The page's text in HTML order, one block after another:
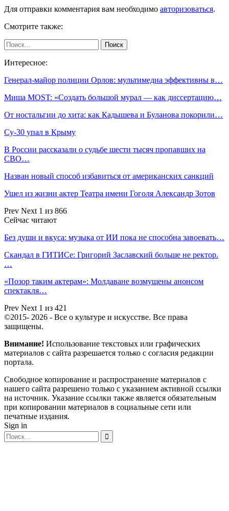
Для отправки комментария вам необходимо авторизоваться.
Смотрите также:
Интересное:
Генерал-майор полиции Орлов: мультимедиа эффективны в…
Миша MOST: «Создать большой мурал — как диссертацию…
От ностальгии до хита: как Кадышева и Буланова покорили…
Су-30 упал в Крыму
В России рассказали о судьбе шести тысяч пропавших на
СВО…
Назван новый способ избавиться от американских санкций
Ушел из жизни актер Театра имени Гоголя Александр Зотов
Prev Next 1 из 866
Сейчас читают
Без души и вкуса: музыка от ИИ пока не способна завоевать…
Скандал в ГИТИСе: Григорий Заславский больше не ректор.
…
«Позор таким актерам»: Молдаване возмущены анонсом
спектакля…
Prev Next 1 из 421
©2015- 2026 - Все о культуре и искусстве. Все права
защищены.
Внимание! Использование текстовых или графических
материалов с сайта разрешается только c согласия редакции
портала.
Свободное копирование и распространение материалов с
нашего сайта разрешено только с указанием активной ссылки
на источник. Указание ссылки также является обязательным
при копировании материалов в социальные сети или
печатные издания.
Sign in